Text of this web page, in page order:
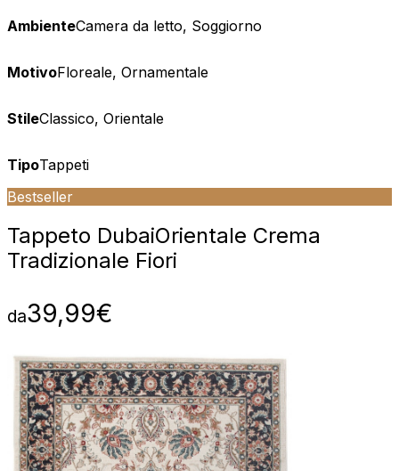
AmbienteCamera da letto, Soggiorno
MotivoFloreale, Ornamentale
StileClassico, Orientale
TipoTappeti
Bestseller
Tappeto DubaiOrientale Crema
Tradizionale Fiori
da39,99€